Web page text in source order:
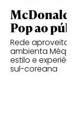
Pop ao
Rede aproveita
ambienta Méqui
estilo e
sul-coreana